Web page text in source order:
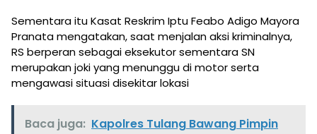
Sementara itu Kasat Reskrim Iptu Feabo Adigo Mayora
Pranata mengatakan, saat menjalan aksi kriminalnya,
RS berperan sebagai eksekutor sementara SN
merupakan joki yang menunggu di motor serta
mengawasi situasi disekitar lokasi
Baca juga: Kapolres Tulang Bawang Pimpin